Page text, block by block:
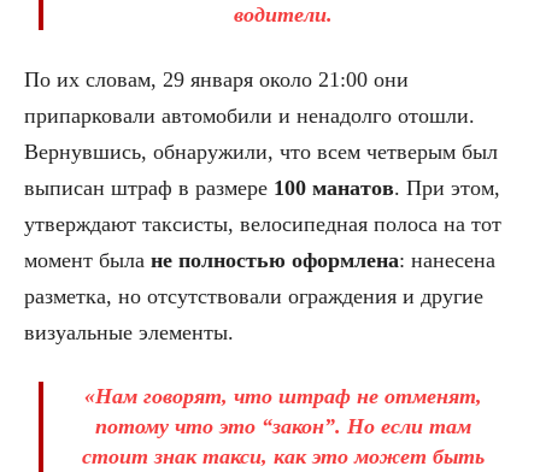
водители.
По их словам, 29 января около 21:00 они
припарковали автомобили и ненадолго отошли.
Вернувшись, обнаружили, что всем четверым был
выписан штраф в размере 100 манатов. При этом,
утверждают таксисты, велосипедная полоса на тот
момент была не полностью оформлена: нанесена
разметка, но отсутствовали ограждения и другие
визуальные элементы.
«Нам говорят, что штраф не отменят,
потому что это “закон”. Но если там
стоит знак такси, как это может быть